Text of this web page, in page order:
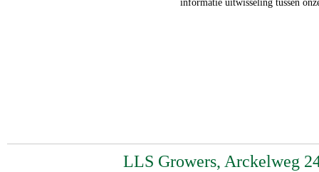
LLS Growers, Arckelweg